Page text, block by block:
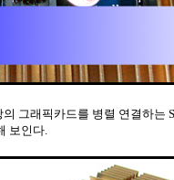
그래픽카드를 병렬 연결하는
보인다.